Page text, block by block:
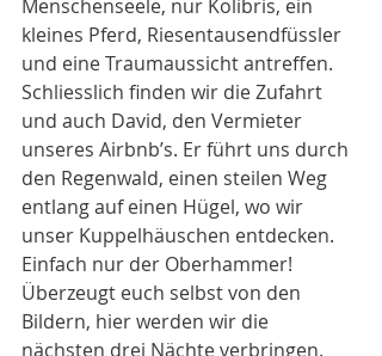
Menschenseele, nur Kolibris, ein
kleines Pferd, Riesentausendfüssler
und eine Traumaussicht antreffen.
Schliesslich finden wir die Zufahrt
und auch David, den Vermieter
unseres Airbnb’s. Er führt uns durch
den Regenwald, einen steilen Weg
entlang auf einen Hügel, wo wir
unser Kuppelhäuschen entdecken.
Einfach nur der Oberhammer!
Überzeugt euch selbst von den
Bildern, hier werden wir die
nächsten drei Nächte verbringen.